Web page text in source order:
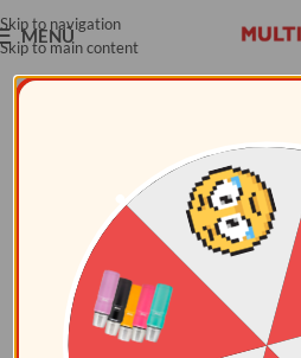
Skip to navigation
Skip to main content
MENÚ